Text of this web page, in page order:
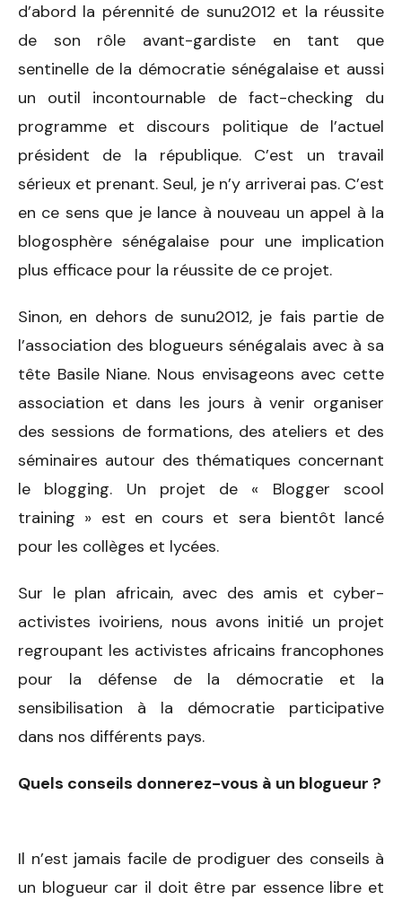
d’abord la pérennité de sunu2012 et la réussite
de son rôle avant-gardiste en tant que
sentinelle de la démocratie sénégalaise et aussi
un outil incontournable de fact-checking du
programme et discours politique de l’actuel
président de la république. C’est un travail
sérieux et prenant. Seul, je n’y arriverai pas. C’est
en ce sens que je lance à nouveau un appel à la
blogosphère sénégalaise pour une implication
plus efficace pour la réussite de ce projet.
Sinon, en dehors de sunu2012, je fais partie de
l’association des blogueurs sénégalais avec à sa
tête Basile Niane. Nous envisageons avec cette
association et dans les jours à venir organiser
des sessions de formations, des ateliers et des
séminaires autour des thématiques concernant
le blogging. Un projet de « Blogger scool
training » est en cours et sera bientôt lancé
pour les collèges et lycées.
Sur le plan africain, avec des amis et cyber-
activistes ivoiriens, nous avons initié un projet
regroupant les activistes africains francophones
pour la défense de la démocratie et la
sensibilisation à la démocratie participative
dans nos différents pays.
Quels conseils donnerez-vous à un blogueur ?
Il n’est jamais facile de prodiguer des conseils à
un blogueur car il doit être par essence libre et